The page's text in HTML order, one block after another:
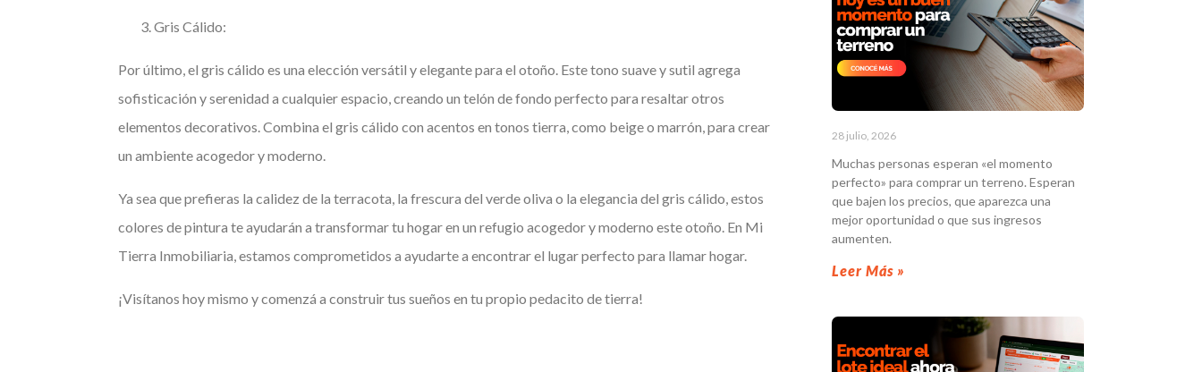
Gris Cálido:
Por último, el gris cálido es una elección versátil y elegante para el otoño. Este tono suave y sutil agrega
sofisticación y serenidad a cualquier espacio, creando un telón de fondo perfecto para resaltar otros
elementos decorativos. Combina el gris cálido con acentos en tonos tierra, como beige o marrón, para crear
un ambiente acogedor y moderno.
Ya sea que prefieras la calidez de la terracota, la frescura del verde oliva o la elegancia del gris cálido, estos
colores de pintura te ayudarán a transformar tu hogar en un refugio acogedor y moderno este otoño. En Mi
Tierra Inmobiliaria, estamos comprometidos a ayudarte a encontrar el lugar perfecto para llamar hogar.
¡Visítanos hoy mismo y comenzá a construir tus sueños en tu propio pedacito de tierra!
28 julio, 2026
Muchas personas esperan «el momento
perfecto» para comprar un terreno. Esperan
que bajen los precios, que aparezca una
mejor oportunidad o que sus ingresos
aumenten.
Leer Más »